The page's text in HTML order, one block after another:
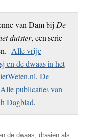
van Dam bij De
duister, een serie
Alle vrije
en de dwaas in het
. De
Alle publicaties van
Dagblad.
de dwaas,draaien als